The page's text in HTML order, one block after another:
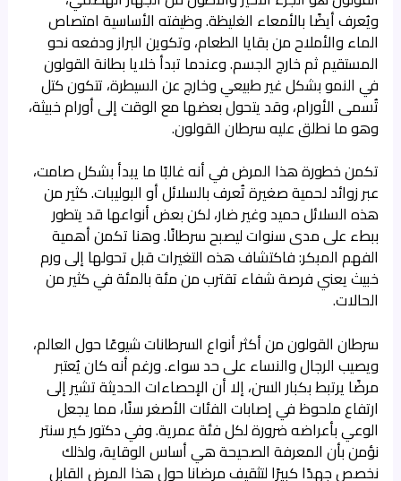
ويُعرف أيضًا بالأمعاء الغليظة. وظيفته الأساسية امتصاص
الماء والأملاح من بقايا الطعام، وتكوين البراز ودفعه نحو
المستقيم ثم خارج الجسم. وعندما تبدأ خلايا بطانة القولون
في النمو بشكل غير طبيعي وخارج عن السيطرة، تتكون كتل
تُسمى الأورام، وقد يتحول بعضها مع الوقت إلى أورام خبيثة،
وهو ما نطلق عليه سرطان القولون.
تكمن خطورة هذا المرض في أنه غالبًا ما يبدأ بشكل صامت،
عبر زوائد لحمية صغيرة تُعرف بالسلائل أو البوليبات. كثير من
هذه السلائل حميد وغير ضار، لكن بعض أنواعها قد يتطور
ببطء على مدى سنوات ليصبح سرطانًا. وهنا تكمن أهمية
الفهم المبكر: فاكتشاف هذه التغيرات قبل تحولها إلى ورم
خبيث يعني فرصة شفاء تقترب من مئة بالمئة في كثير من
الحالات.
سرطان القولون من أكثر أنواع السرطانات شيوعًا حول العالم،
ويصيب الرجال والنساء على حد سواء. ورغم أنه كان يُعتبر
مرضًا يرتبط بكبار السن، إلا أن الإحصاءات الحديثة تشير إلى
ارتفاع ملحوظ في إصابات الفئات الأصغر سنًا، مما يجعل
الوعي بأعراضه ضرورة لكل فئة عمرية. وفي دكتور كير سنتر
نؤمن بأن المعرفة الصحيحة هي أساس الوقاية، ولذلك
نخصص جهدًا كبيرًا لتثقيف مرضانا حول هذا المرض القابل